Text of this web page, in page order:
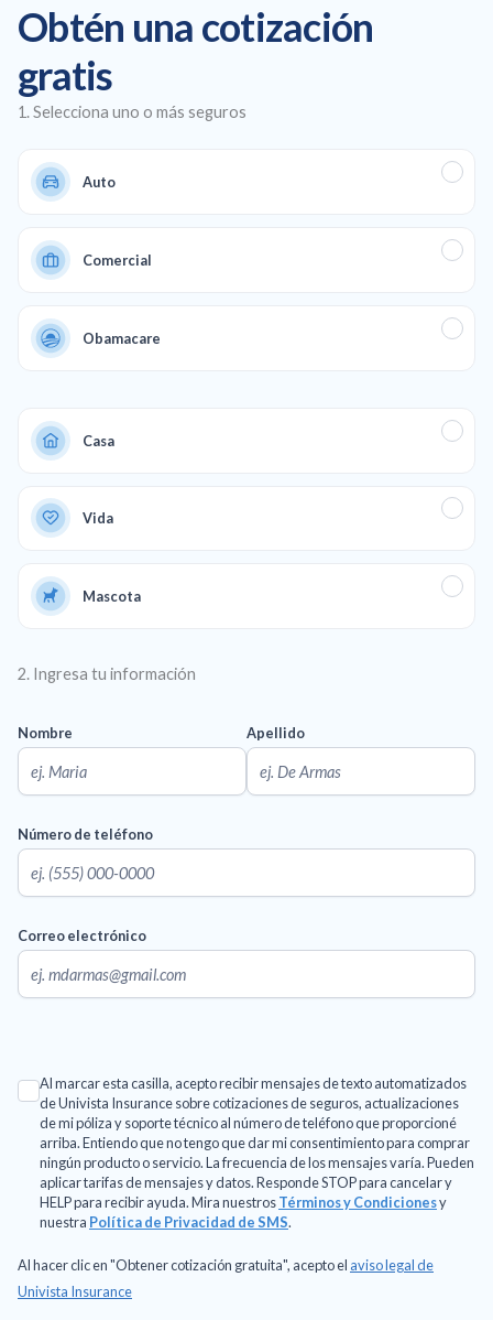
garantizar una protección total en todos los aspectos de su
vida y su negocio.
Obtén una cotización
gratis
1. Selecciona uno o más seguros
Auto
Comercial
Obamacare
Casa
Vida
Mascota
2. Ingresa tu información
Nombre Apellido
Número de teléfono
Correo electrónico
Al marcar esta casilla, acepto recibir mensajes de texto automatizados
de Univista Insurance sobre cotizaciones de seguros, actualizaciones
de mi póliza y soporte técnico al número de teléfono que proporcioné
arriba. Entiendo que no tengo que dar mi consentimiento para comprar
ningún producto o servicio. La frecuencia de los mensajes varía. Pueden
aplicar tarifas de mensajes y datos. Responde STOP para cancelar y
HELP para recibir ayuda. Mira nuestrosTérminos y Condicionesy
nuestra Política de Privacidad de SMS.
Al hacer clic en "Obtener cotización gratuita", acepto el aviso legal de
Univista Insurance